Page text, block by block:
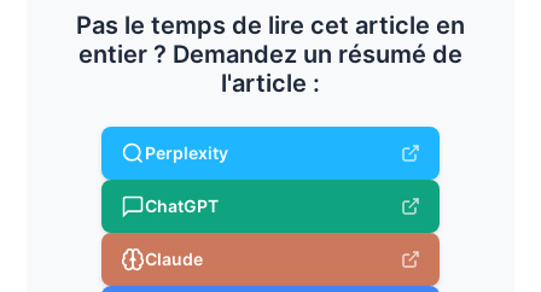
Pas le temps de lire cet article en
entier ? Demandez un résumé de
l'article :
Perplexity
ChatGPT
Claude